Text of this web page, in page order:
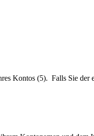
Kontos (5). Falls Sie